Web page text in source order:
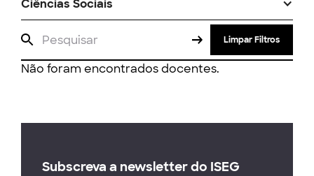
Ciências Sociais
Limpar Filtros
Não foram encontrados docentes.
Subscreva a newsletter do ISEG